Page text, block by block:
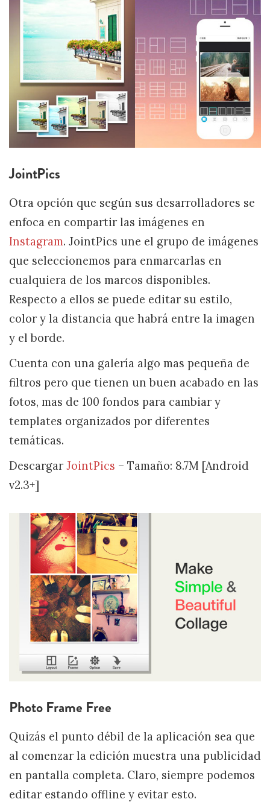
JointPics
Otra opción que según sus desarrolladores se
enfoca en compartir las imágenes en
Instagram. JointPics une el grupo de imágenes
que seleccionemos para enmarcarlas en
cualquiera de los marcos disponibles.
Respecto a ellos se puede editar su estilo,
color y la distancia que habrá entre la imagen
y el borde.
Cuenta con una galería algo mas pequeña de
filtros pero que tienen un buen acabado en las
fotos, mas de 100 fondos para cambiar y
templates organizados por diferentes
temáticas.
Descargar JointPics – Tamaño: 8.7M [Android
v2.3+]
Photo Frame Free
Quizás el punto débil de la aplicación sea que
al comenzar la edición muestra una publicidad
en pantalla completa. Claro, siempre podemos
editar estando offline y evitar esto.